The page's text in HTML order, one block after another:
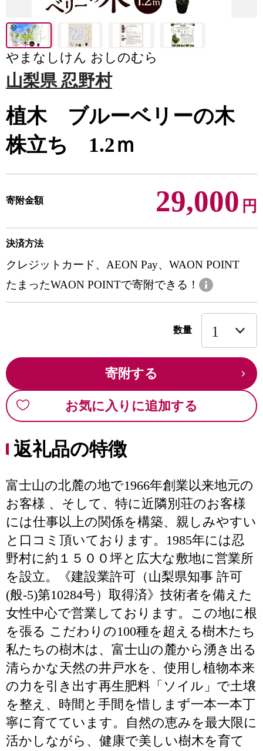
やまなしけん おしのむら
山梨県 忍野村
植木 ブルーベリーの木
株立ち 1.2ｍ
寄附金額 29,000 円
決済方法
クレジットカード、AEON Pay、WAON POINT
たまったWAON POINTで寄附できる！
数量
寄附する
お気に入りに追加する
返礼品の特徴
富士山の北麓の地で1966年創業以来地元の
お客様 、そして、特に近隣別荘のお客様
には仕事以上の関係を構築、親しみやすい
と口コミ頂いております。1985年には忍
野村に約１５００坪と広大な敷地に営業所
を設立。《建設業許可（山梨県知事 許可
(般-5)第10284号）取得済》技術者を備えた
女性中心で営業しております。この地に根
を張る こだわりの100種を超える樹木たち
私たちの樹木は、富士山の麓から湧き出る
清らかな天然の井戸水を、使用し植物本来
の力を引き出す再生肥料「ソイル」で土壌
を整え、時間と手間を惜しまず一本一本丁
寧に育てています。自然の恵みを最大限に
活かしながら、健康で美しい樹木を育て